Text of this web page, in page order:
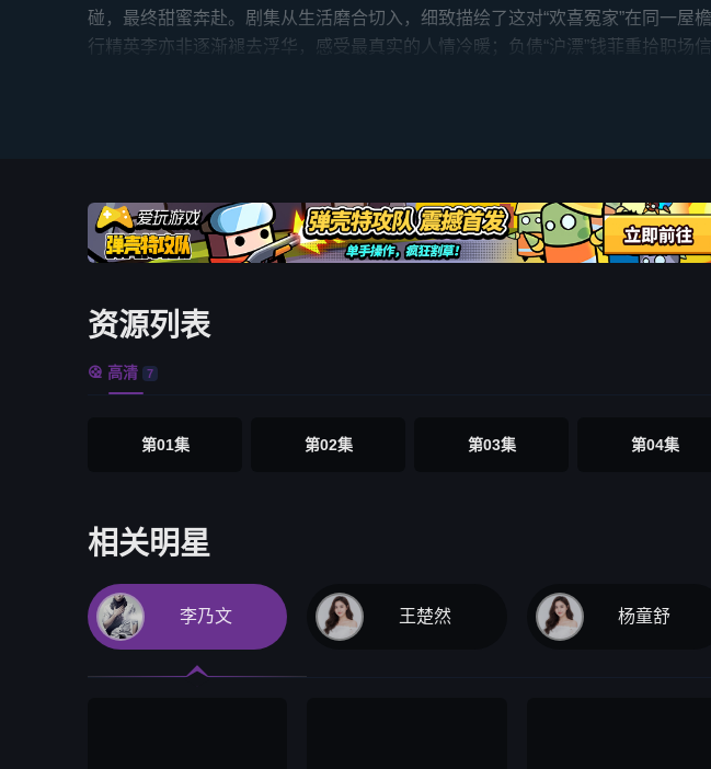
碰，最终甜蜜奔赴。剧集从生活磨合切入，细致描绘了这对“欢喜冤家”在同一
行精英李亦非逐渐褪去浮华，感受最真实的人情冷暖；负债“沪漂”钱菲重拾职
释了成年人“势均力敌”的爱情真谛 该剧根据红九小说《我们住在一起》改编。
资源列表
 高清 7
第01集 第02集 第03集 第04集
相关明星
李乃文 王楚然 杨童舒